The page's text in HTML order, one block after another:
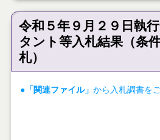
令和５年９月２９日執
タント等入札結果（条
札）
●「関連ファイル」 から入札調書を
単位